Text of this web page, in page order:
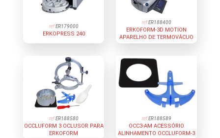
ref:ER179000
ERKOPRESS 240
ref:ER188400
ERKOFORM-3D MOTION
APARELHO DE TERMOVÁCUO
ref:ER188580
OCCLUFORM 3 OCLUSOR PARA
ERKOFORM
ref:ER188589
OCC3-AM ACESSÓRIO
ALINHAMENTO OCCLUFORM-3